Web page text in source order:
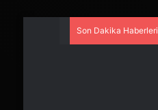
Son Dakika Haberleri